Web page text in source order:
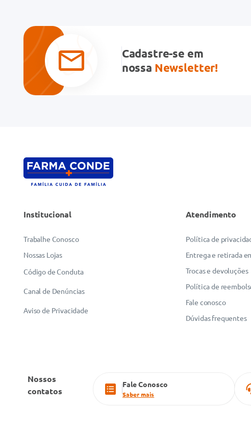
Avalie o produto de 1 a 5 estrelas
★★★
Seu nome
Cadastre-se em
nossa Newsletter!
Institucional
Trabalhe Conosco
Nossas Lojas
Código de Conduta
Canal de Denúncias
Aviso de Privacidade
Atendimento
Política de
Entrega e retirada
Trocas e devoluções
Política de
Fale conosco
Dúvidas frequentes
Nossos
contatos
Fale Conosco
Saber mais